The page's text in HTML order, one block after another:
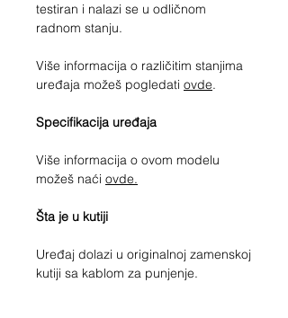
testiran i nalazi se u odličnom
radnom stanju.
Više informacija o različitim stanjima
uređaja možeš pogledati ovde.
Specifikacija uređaja
Više informacija o ovom modelu
možeš naći ovde.
Šta je u kutiji
Uređaj dolazi u originalnoj zamenskoj
kutiji sa kablom za punjenje.